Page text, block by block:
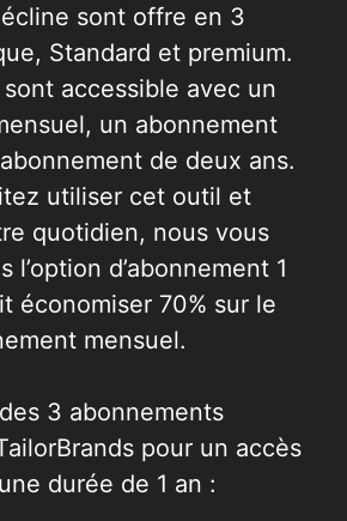
sont offre en 3
Standard et premium.
accessible avec un
un abonnement
de deux ans.
utiliser cet outil et
quotidien, nous vous
l’option d’abonnement 1
économiser 70% sur le
mensuel.
3 abonnements
pour un accès
durée de 1 an :